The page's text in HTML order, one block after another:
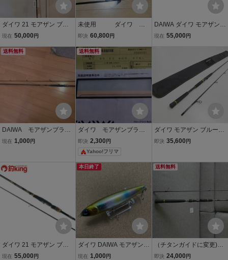
ダイワ 21 モアザン ブラ
ンジーノ EX AGS 97ML/
NZINO
現在 50,000 円
未使用 ダイワ
モアザン ブランジーノ
即決 60,800 円
DAIWA ダイワ モアザンブ
ランジーノEX AGS94LM
シーバスロッド つり 釣り
釣具 レジャー フィシング
★TA1649
現在 55,000 円
送料無料
DAIWA モアザンブラン
ジーノAGS97ML/M-J ス
現在 1,000 円
送料無料
ダイワ モアザンブラン
ジーノEX AGS 87ML 未
記入保書
即決 2,300 円
Yahoo!フリマ
ダイワ モアザン ブルーバ
ッカー AGS 99MH ／管
即決 35,600 円
ダイワ 21 モアザン ブラ
ンジーノ EX AGS 97ML／
現在 55,000 円
本日終了
ダイワ DAIWA モアザン
トリックアッパーR 105F
現在 1,000 円
送料無料
（チタンガイドに変更)
ダイワ モアザン エキ
即決 24,000 円